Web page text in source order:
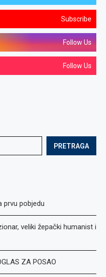
Subscribe
Follow Us
Follow Us
PRETRAGA
prvu pobjedu
veliki žepački humanist i
ZA POSAO